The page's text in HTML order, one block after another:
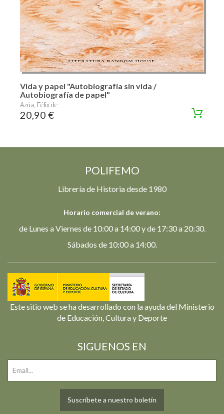
Vida y papel "Autobiografía sin vida /
Autobiografía de papel"
Azúa, Félix de
20,90 €
POLIFEMO
Librería de Historia desde 1980
Horario comercial de verano:
de Lunes a Viernes de 10:00 a 14:00 y de 17:30 a 20:30.
Sábados de 10:00 a 14:00.
Este sitio web se ha desarrollado con la ayuda del Ministerio
de Educación, Cultura y Deporte
SIGUENOS EN
Suscríbete a nuestro boletín